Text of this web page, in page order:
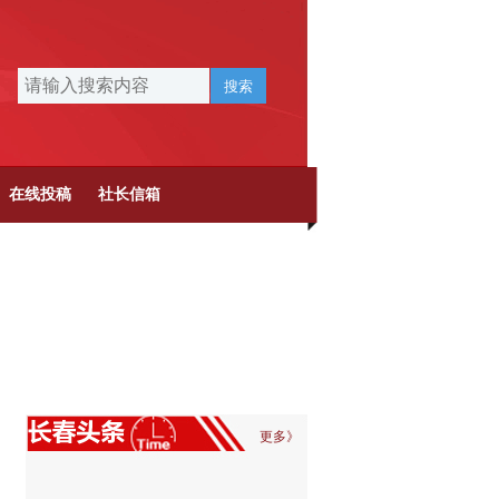
搜索
在线投稿 社长信箱
更多》